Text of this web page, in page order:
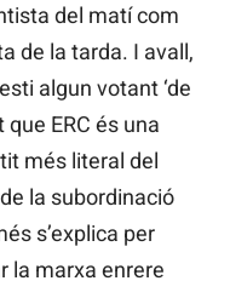
del matí com
de la tarda. I avall,
algun votant ‘de
que ERC és una
més literal del
la subordinació
s’explica per
la marxa enrere